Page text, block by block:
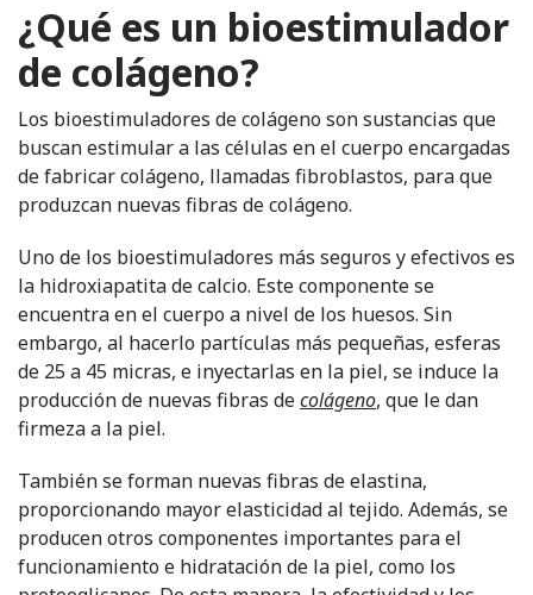
¿Qué es un bioestimulador
de colágeno?
Los bioestimuladores de colágeno son sustancias que
buscan estimular a las células en el cuerpo encargadas
de fabricar colágeno, llamadas fibroblastos, para que
produzcan nuevas fibras de colágeno.
Uno de los bioestimuladores más seguros y efectivos es
la hidroxiapatita de calcio. Este componente se
encuentra en el cuerpo a nivel de los huesos. Sin
embargo, al hacerlo partículas más pequeñas, esferas
de 25 a 45 micras, e inyectarlas en la piel, se induce la
producción de nuevas fibras decolágeno, que le dan
firmeza a la piel.
También se forman nuevas fibras de elastina,
proporcionando mayor elasticidad al tejido. Además, se
producen otros componentes importantes para el
funcionamiento e hidratación de la piel, como los